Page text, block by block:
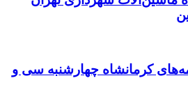
کرمانشاه چهارشنبه سی و